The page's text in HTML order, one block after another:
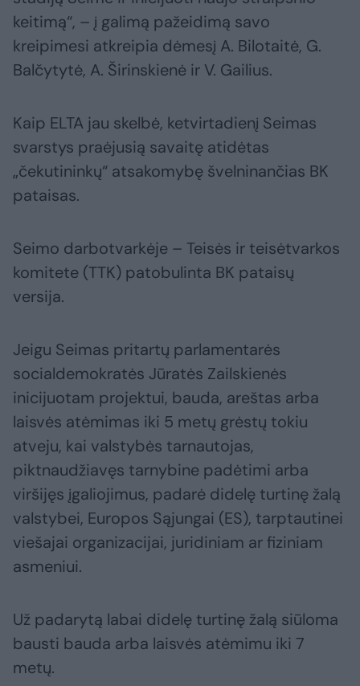
keitimą“, – į galimą pažeidimą savo
kreipimesi atkreipia dėmesį A. Bilotaitė, G.
Balčytytė, A. Širinskienė ir V. Gailius.
Kaip ELTA jau skelbė, ketvirtadienį Seimas
svarstys praėjusią savaitę atidėtas
„čekutininkų“ atsakomybę švelninančias BK
pataisas.
Seimo darbotvarkėje – Teisės ir teisėtvarkos
komitete (TTK) patobulinta BK pataisų
versija.
Jeigu Seimas pritartų parlamentarės
socialdemokratės Jūratės Zailskienės
inicijuotam projektui, bauda, areštas arba
laisvės atėmimas iki 5 metų grėstų tokiu
atveju, kai valstybės tarnautojas,
piktnaudžiavęs tarnybine padėtimi arba
viršijęs įgaliojimus, padarė didelę turtinę žalą
valstybei, Europos Sąjungai (ES), tarptautinei
viešajai organizacijai, juridiniam ar fiziniam
asmeniui.
Už padarytą labai didelę turtinę žalą siūloma
bausti bauda arba laisvės atėmimu iki 7
metų.